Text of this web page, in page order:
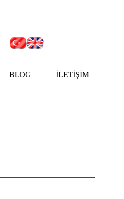
BLOG İLETİŞİM